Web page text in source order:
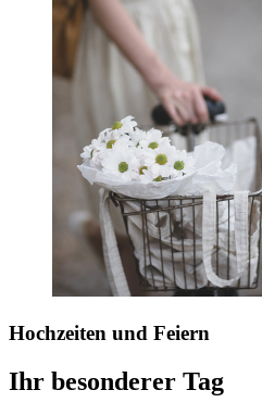
Hochzeiten und Feiern
Ihr besonderer Tag